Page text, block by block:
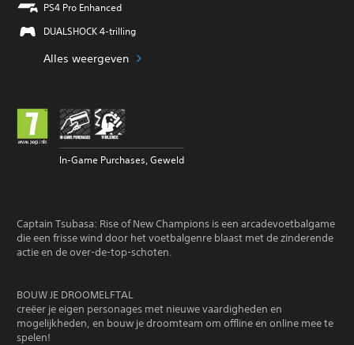
PS4 Pro Enhanced
DUALSHOCK 4-trilling
Alles weergeven
In-Game Purchases, Geweld
Captain Tsubasa: Rise of New Champions is een arcadevoetbalgame
die een frisse wind door het voetbalgenre blaast met de zinderende
actie en de over-de-top-schoten.
BOUW JE DROOMELFTAL
creëer je eigen personages met nieuwe vaardigheden en
mogelijkheden, en bouw je droomteam om offline en online mee te
spelen!